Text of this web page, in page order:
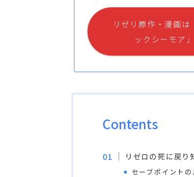
リゼリ原作・漫画は
ックシーモア」
Contents
リゼロの死に戻
セーブポイント